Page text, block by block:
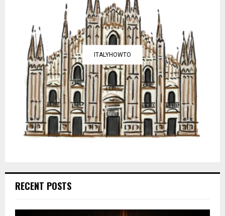
ITALYHOWTO
RECENT POSTS